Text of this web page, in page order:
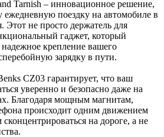
Tarnish – инновационное решение,
ежедневную поездку на автомобиле в
Этот не просто держатель для
гаджет, который
надежное крепление вашего
зарядку в пути.
CZ03 гарантирует, что ваш
уверенно и безопасно даже на
Благодаря мощным магнитам,
происходит одним движением
на дороге, а не